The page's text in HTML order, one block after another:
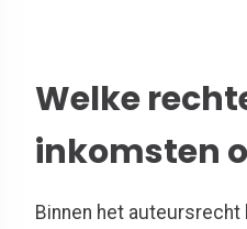
Welke
inkomsten
Binnen het auteursrecht